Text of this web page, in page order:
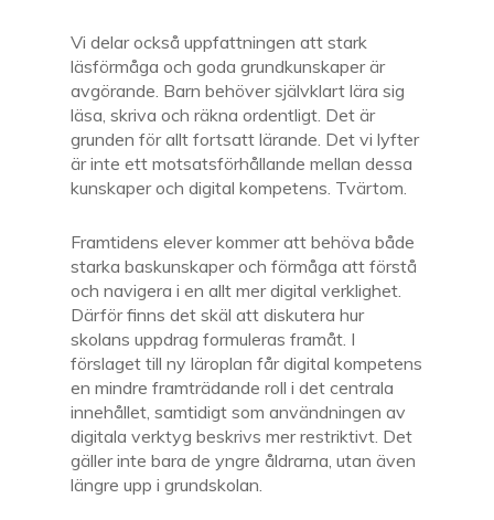
Vi delar också uppfattningen att stark
läsförmåga och goda grundkunskaper är
avgörande. Barn behöver självklart lära sig
läsa, skriva och räkna ordentligt. Det är
grunden för allt fortsatt lärande. Det vi lyfter
är inte ett motsatsförhållande mellan dessa
kunskaper och digital kompetens. Tvärtom.
Framtidens elever kommer att behöva både
starka baskunskaper och förmåga att förstå
och navigera i en allt mer digital verklighet.
Därför finns det skäl att diskutera hur
skolans uppdrag formuleras framåt. I
förslaget till ny läroplan får digital kompetens
en mindre framträdande roll i det centrala
innehållet, samtidigt som användningen av
digitala verktyg beskrivs mer restriktivt. Det
gäller inte bara de yngre åldrarna, utan även
längre upp i grundskolan.